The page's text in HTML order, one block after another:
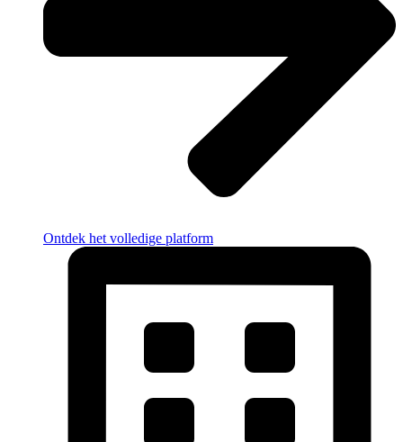
Ontdek het volledige platform